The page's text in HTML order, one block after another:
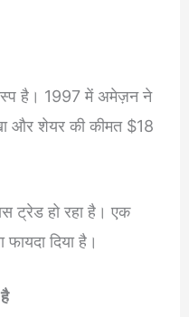
है। 1997 में अमेज़न ने
और शेयर की कीमत $18
ट्रेड हो रहा है। एक
दिया है।